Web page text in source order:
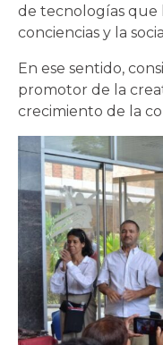
de tecnologías que
conciencias y la
En ese sentido,
promotor de la
crecimiento de la